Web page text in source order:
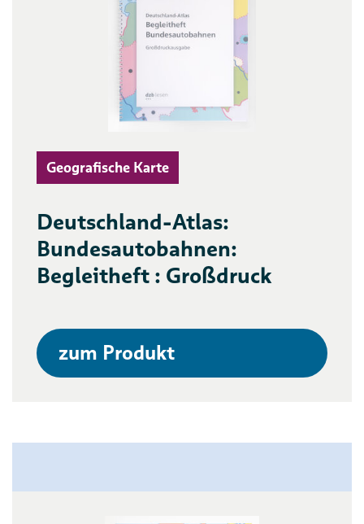
Geografische Karte
Deutschland-Atlas:
Bundesautobahnen:
Begleitheft : Großdruck
zum Produkt